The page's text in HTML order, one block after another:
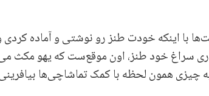
با اینکه خودت طنز رو نوشتی و آماده
سراغ خود طنز، اون موقع‌ست که یهو مکث
همون لحظه با کمک تماشاچی‌ها